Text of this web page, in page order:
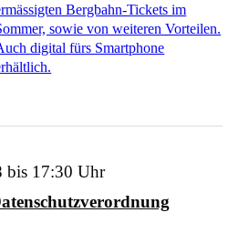
Bergbahn-Tickets im
sowie von weiteren Vorteilen.
digital fürs Smartphone
bis 17:30 Uhr